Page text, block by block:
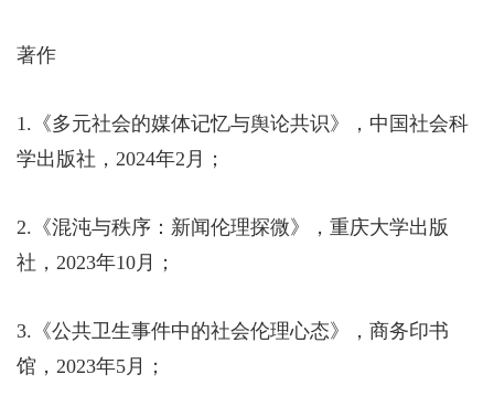
著作
1. 《多元社会的媒体记忆与舆论共识》，中国社会科
学出版社， 2024年2 月；
2. 《混沌与秩序：新闻伦理探微》，重庆大学出版
社， 2023年10月；
3. 《公共卫生事件中的社会伦理心态》，商务印书
馆， 2023年5月；